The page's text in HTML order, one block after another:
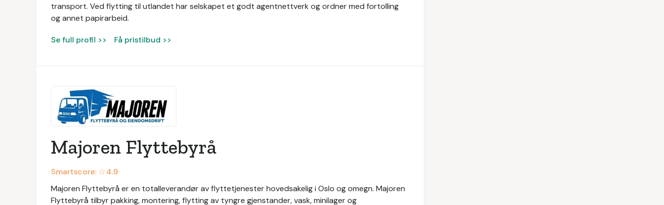
transport. Ved flytting til utlandet har selskapet et godt agentnettverk og ordner med fortolling
og annet papirarbeid.
Se full profil >> Få pristilbud >>
Majoren Flyttebyrå
Smartscore: ☆4.9
Majoren Flyttebyrå er en totalleverandør av flyttetjenester hovedsakelig i Oslo og omegn. Majoren
Flyttebyrå tilbyr pakking, montering, flytting av tyngre gjenstander, vask, minilager og